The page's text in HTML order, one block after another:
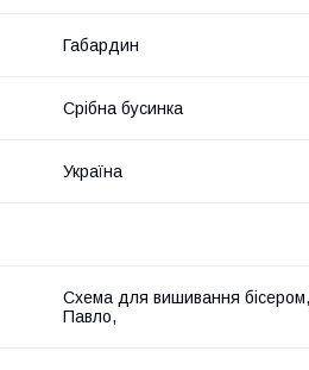
Габардин
Срібна бусинка
Україна
Схема для вишивання
Павло,